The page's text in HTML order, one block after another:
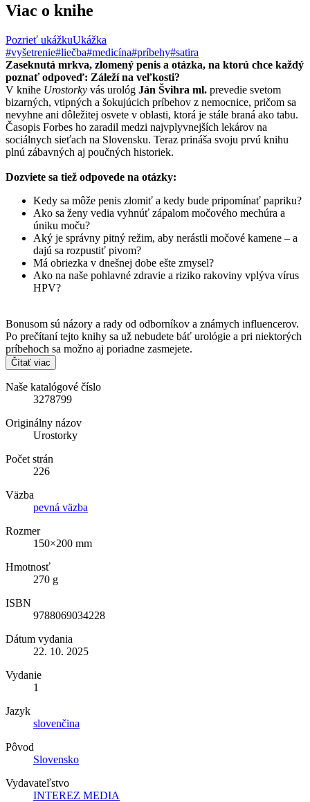
Viac o knihe
Pozrieť ukážkuUkážka
#vyšetrenie#liečba#medicína#príbehy#satira
Zaseknutá mrkva, zlomený penis a otázka, na ktorú chce každý
poznať odpoveď: Záleží na veľkosti?
V knihe Urostorky vás urológ Ján Švihra ml. prevedie svetom
bizarných, vtipných a šokujúcich príbehov z nemocnice, pričom sa
nevyhne ani dôležitej osvete v oblasti, ktorá je stále braná ako tabu.
Časopis Forbes ho zaradil medzi najvplyvnejších lekárov na
sociálnych sieťach na Slovensku. Teraz prináša svoju prvú knihu
plnú zábavných aj poučných historiek.
Dozviete sa tiež odpovede na otázky:
Kedy sa môže penis zlomiť a kedy bude pripomínať papriku?
Ako sa ženy vedia vyhnúť zápalom močového mechúra a
úniku moču?
Aký je správny pitný režim, aby nerástli močové kamene – a
dajú sa rozpustiť pivom?
Má obriezka v dnešnej dobe ešte zmysel?
Ako na naše pohlavné zdravie a riziko rakoviny vplýva vírus
HPV?
Bonusom sú názory a rady od odborníkov a známych influencerov.
Po prečítaní tejto knihy sa už nebudete báť urológie a pri niektorých
príbehoch sa možno aj poriadne zasmejete.
Čítať viac
Naše katalógové číslo
3278799
Originálny názov
Urostorky
Počet strán
226
Väzba
pevná väzba
Rozmer
150×200 mm
Hmotnosť
270 g
ISBN
9788069034228
Dátum vydania
22. 10. 2025
Vydanie
1
Jazyk
slovenčina
Pôvod
Slovensko
Vydavateľstvo
INTEREZ MEDIA